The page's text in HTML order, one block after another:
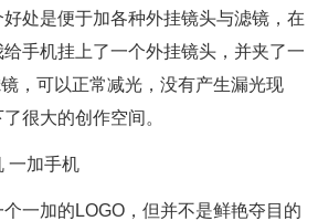
处是便于加各种外挂镜头与滤镜，在
手机挂上了一个外挂镜头，并夹了一
，可以正常减光，没有产生漏光现
很大的创作空间。
一加的LOGO，但并不是鲜艳夺目的